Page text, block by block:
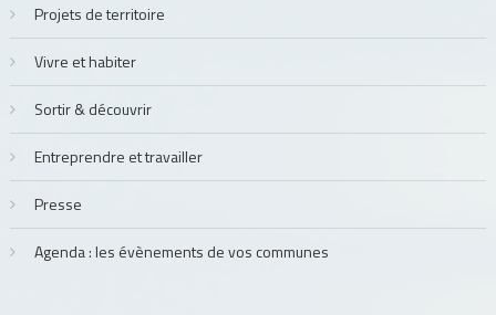
Projets de territoire
Vivre et habiter
Sortir & découvrir
Entreprendre et travailler
Presse
Agenda : les évènements de vos communes